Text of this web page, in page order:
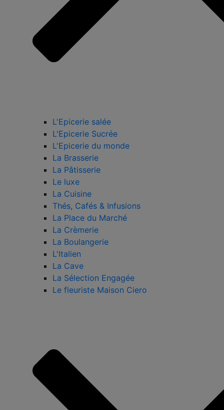
L'Epicerie salée
L'Epicerie Sucrée
L'Epicerie du monde
La Brasserie
La Pâtisserie
Le luxe
La Cuisine
Thés, Cafés & Infusions
La Place du Marché
La Crèmerie
La Boulangerie
L'Italien
La Cave
La Sélection Engagée
Le fleuriste Maison Ciero